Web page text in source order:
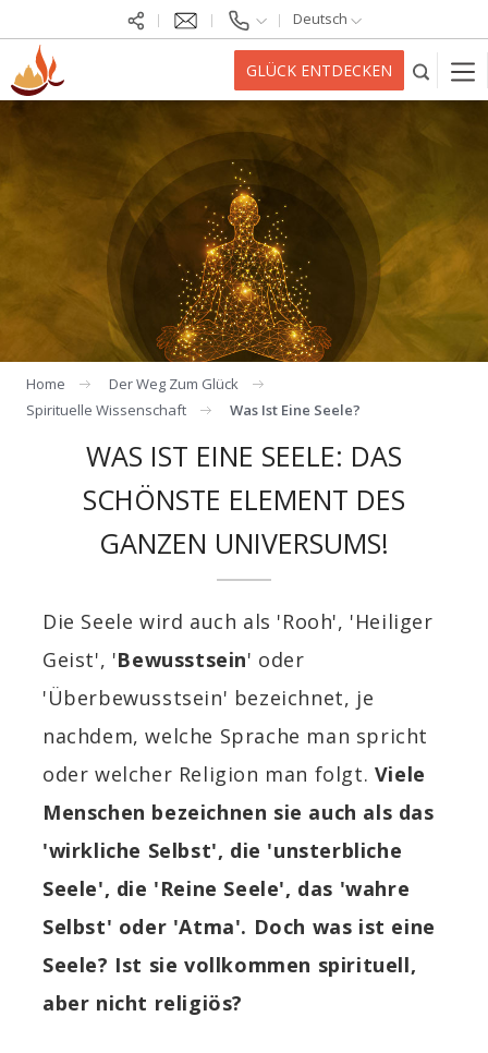
Deutsch
GLÜCK ENTDECKEN
Home
Der Weg Zum Glück
Spirituelle Wissenschaft
Was Ist Eine Seele?
WAS IST EINE SEELE: DAS
SCHÖNSTE ELEMENT DES
GANZEN UNIVERSUMS!
Die Seele wird auch als 'Rooh', 'Heiliger
Geist', 'Bewusstsein' oder
'Überbewusstsein' bezeichnet, je
nachdem, welche Sprache man spricht
oder welcher Religion man folgt. Viele
Menschen bezeichnen sie auch als das
'wirkliche Selbst', die 'unsterbliche
Seele', die 'Reine Seele', das 'wahre
Selbst' oder 'Atma'. Doch was ist eine
Seele? Ist sie vollkommen spirituell,
aber nicht religiös?